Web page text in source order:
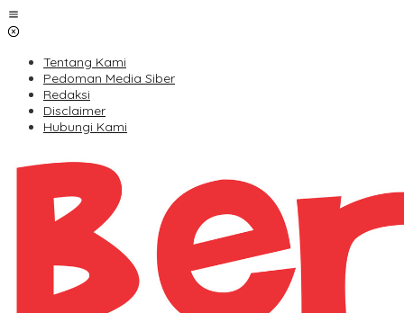
Lewati
ke
Tentang Kami
Pedoman Media Siber
Redaksi
Disclaimer
Hubungi Kami